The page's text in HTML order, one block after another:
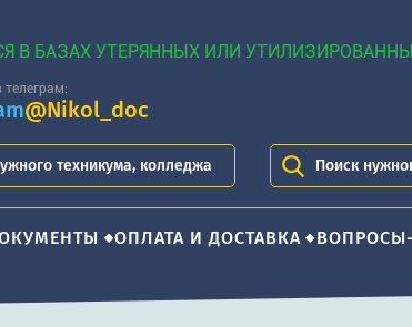
В БАЗАХ УТЕРЯННЫХ ИЛИ
@Nikol_doc
техникума, колледжа Поиск
ОПЛАТА И ДОСТАВКА